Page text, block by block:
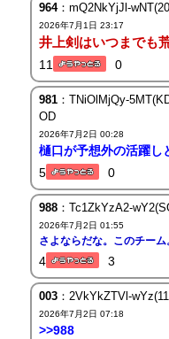
964：mQ2NkYjJl-
2026年7月1日 23:17
井上剣はいつまでも
11 0
981：TNiOlMjQy-
OD
2026年7月2日 00:28
樋口が予想外の活躍し
5
0
988：Tc1ZkYzA2-
2026年7月2日 01:55
さよならだな。このチーム
4 3
003：2VkYkZTVl-
2026年7月2日 07:18
>>988